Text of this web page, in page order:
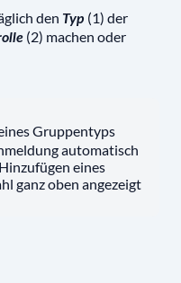
den Typ (1) der
(2) machen oder
Gruppentyps
automatisch
eines
ganz oben angezeigt